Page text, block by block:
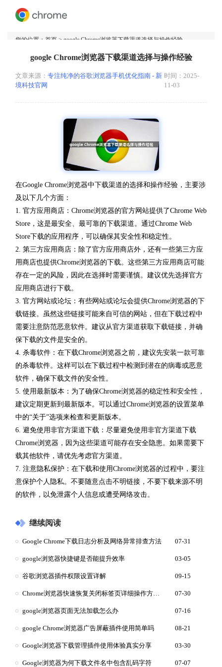
您的位置： 首页 > google Chrome浏览器下载渠道选择与操作经验
google Chrome浏览器下载渠道选择与操作经验
文章来源： 专注纯净的谷歌浏览器手机优化指南 - 新
境科技官网
时间：2025-
11-03
在Google Chrome浏览器中下载渠道的选择和操作经验，主要涉
及以下几个方面：
1. 官方应用商店：Chrome浏览器的官方网站提供了Chrome Web
Store，这是最安全、最可靠的下载渠道。通过Chrome Web
Store下载的应用程序，可以确保其安全性和稳定性。
2. 第三方应用商店：除了官方应用商店外，还有一些第三方应
用商店也提供Chrome浏览器的下载。这些第三方应用商店可能
存在一定的风险，因此在选择时需要谨慎。建议优先选择官方
应用商店进行下载。
3. 官方网站或论坛：有些网站或论坛会提供Chrome浏览器的下
载链接。虽然这些链接可能来自可信的网站，但在下载过程中
需要注意防范恶意软件。建议从官方渠道获取下载链接，并确
保下载的文件是安全的。
4. 杀毒软件：在下载Chrome浏览器之前，建议先安装一款可靠
的杀毒软件。这样可以在下载过程中检测到潜在的病毒或恶意
软件，确保下载文件的安全性。
5. 使用最新版本：为了确保Chrome浏览器的稳定性和安全性，
建议定期更新到最新版本。可以通过Chrome浏览器的设置菜单
中的“关于”选项来检查和更新版本。
6. 避免使用非官方渠道下载：尽量避免使用非官方渠道下载
Chrome浏览器，因为这些渠道可能存在安全隐患。如果需要下
载其他软件，请优先考虑官方渠道。
7. 注意隐私保护：在下载和使用Chrome浏览器的过程中，要注
意保护个人隐私。不要随意点击不明链接，不要下载来源不明
的软件，以免泄露个人信息或遭受网络攻击。
继续阅读
Google Chrome下载日志分析及网络异常排查方法 07-31
google浏览器快捷键是否能提升效率 03-05
谷歌浏览器插件权限设置详解 09-15
07-30
google浏览器页面无法加载怎么办 07-16
google Chrome浏览器广告屏蔽插件使用简单吗 08-21
Google浏览器下载管理插件使用体验真实分享 03-30
Google浏览器为何下载文件名中包含乱码字符 07-07